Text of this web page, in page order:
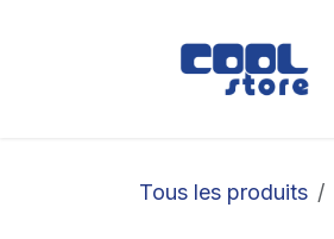
Tous les produits